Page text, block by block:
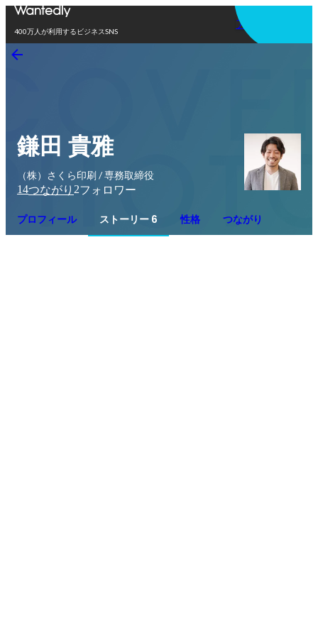
400万人が利用するビジネスSNS
アプリを使う
鎌田 貴雅
（株）さくら印刷 / 専務取締役
14つながり 2フォロワー
プロフィール ストーリー 6 性格 つながり